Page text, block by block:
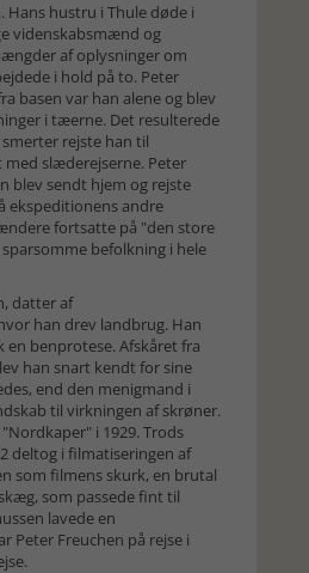
Hans hustru i Thule døde i
videnskabsmænd og
af oplysninger om
i hold på to. Peter
basen var han alene og blev
i tæerne. Det resulterede
rejste han til
slæderejserne. Peter
blev sendt hjem og rejste
ekspeditionens andre
fortsatte på "den store
befolkning i hele
datter af
han drev landbrug. Han
benprotese. Afskåret fra
han snart kendt for sine
end den menigmand i
til virkningen af skrøner.
i 1929. Trods
deltog i filmatiseringen af
som filmens skurk, en brutal
som passede fint til
lavede en
Peter Freuchen på rejse i